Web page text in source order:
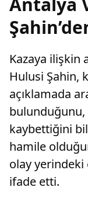
Kazaya ilişkin
Hulusi Şahin,
açıklamada
bulunduğunu,
kaybettiğini
hamile
olay yerindeki
ifade etti.